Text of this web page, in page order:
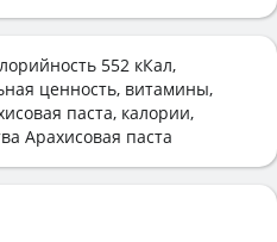
552 кКал,
ценность, витамины,
паста, калории,
Арахисовая паста